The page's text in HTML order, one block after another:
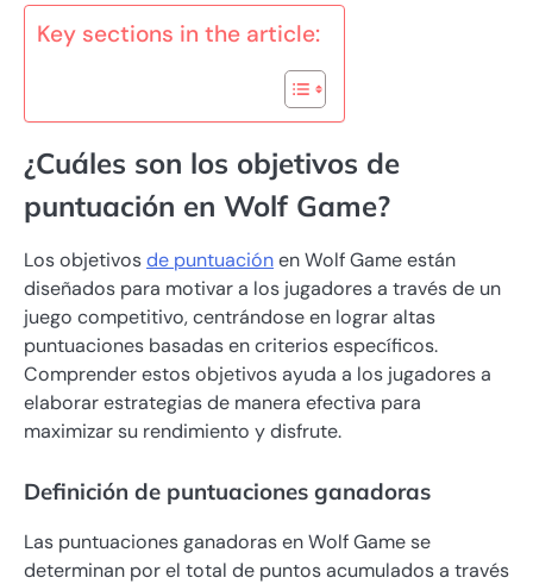
Key sections in the article:
¿Cuáles son los objetivos de
puntuación en Wolf Game?
Los objetivosde puntuaciónen Wolf Game están
diseñados para motivar a los jugadores a través de un
juego competitivo, centrándose en lograr altas
puntuaciones basadas en criterios específicos.
Comprender estos objetivos ayuda a los jugadores a
elaborar estrategias de manera efectiva para
maximizar su rendimiento y disfrute.
Definición de puntuaciones ganadoras
Las puntuaciones ganadoras en Wolf Game se
determinan por el total de puntos acumulados a través